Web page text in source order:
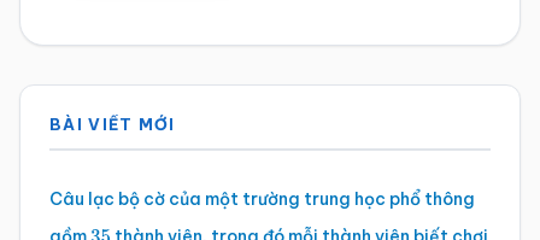
Sidebar
chính
BÀI VIẾT MỚI
Câu lạc bộ cờ của một trường trung học phổ thông